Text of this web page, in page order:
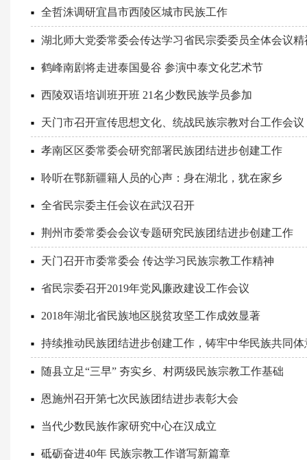
全哲洙调研宜昌市西陵区城市民族工作
湖北师大党委常委会传达学习省民宗委委员全体会议精
鹤峰南剧将走进泰国曼谷 参演中泰文化艺术节
西陵双语培训班开班 21名少数民族学员参加
天门市召开宣传思想文化、统战民族宗教对台工作会议
孝南区区委常委会研究部署民族团结进步创建工作
聆听在鄂新疆籍人员的心声：身在湖北，犹在家乡
全省民宗委主任会议在武汉召开
荆州市委常委会会议专题研究民族团结进步创建工作
天门召开市委常委会 传达学习民族宗教工作精神
省民宗委召开2019年党风廉政建设工作会议
2018年湖北省民族地区脱贫攻坚工作成效显著
持续推动民族团结进步创建工作，铸牢中华民族共同体
随县立足“三早” 夯实乡、村两级民族宗教工作基础
恩施州召开第七次民族团结进步表彰大会
当代少数民族作家研究中心在汉成立
砥砺奋进40年 民族宗教工作谱写新篇章